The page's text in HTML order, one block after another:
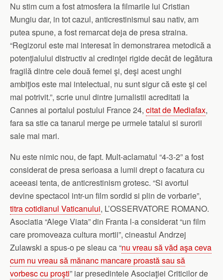
Nu stim cum a fost atmosfera la filmarile lui Cristian
Mungiu dar, in tot cazul, anticrestinismul sau nativ, am
putea spune, a fost remarcat deja de presa straina.
“Regizorul este mai interesat în demonstrarea metodică a
potenţialului distructiv al credinţei rigide decât de legătura
fragilă dintre cele două femei şi, deşi acest unghi
ambiţios este mai intelectual, nu sunt sigur că este şi cel
mai potrivit.”, scrie unul dintre jurnalistii acreditati la
Cannes ai portalul postului France 24, citat de Mediafax,
fara sa stie ca tanarul merge pe urmele tatalui si surorii
sale mai mari.
Nu este nimic nou, de fapt. Mult-aclamatul “4-3-2” a fost
considerat de presa serioasa a lumii drept o facatura cu
aceeasi tenta, de anticrestinism grotesc. “Si avortul
devine spectacol intr-un film sordid si plin de vorbarie”,
titra cotidianul Vaticanului, L’OSSERVATORE ROMANO.
Asociatia “Alege Viata” din Franta l-a considerat “un film
care promoveaza cultura mortii”, cineastul Andrzej
Zulawski a spus-o pe sleau ca “nu vreau să văd aşa ceva
cum nu vreau să mănanc mancare proastă sau să
vorbesc cu proşti” iar presedintele Asociaţiei Criticilor de